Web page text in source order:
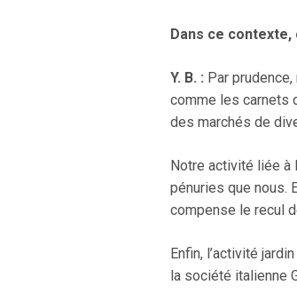
Dans ce
Y. B. : Par
comme les carnets
des marchés de
Notre activité liée à
pénuries que nous.
compense le recul
Enfin, l’activité
la société italienne